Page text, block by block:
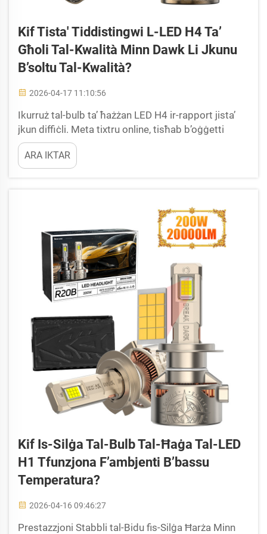
Kif Tista' Tiddistingwi L-LED H4 Ta’
Għoli Tal-Kwalità Minn Dawk Li Jkunu
B’soltu Tal-Kwalità?
2026-04-17 11:10:56
Ikurruż tal-bulb ta’ ħażżan LED H4 ir-rapport jista’
jkun diffiċli. Meta tixtru online, tisħab b’oġġetti
ħafna b’klaimijiet ħażżin dwar il-lumen u b’prezzijiet
baxxi. Madankollu, mhux il-bulbs LED H4 kollha li
jippermettu l-prestazzjoni promessa. Ċerti
ARA IKTAR
Kif Is-Silġa Tal-Bulb Tal-Ħaġa Tal-LED
H1 Tfunzjona F’ambjenti B’bassu
Temperatura?
2026-04-16 09:46:27
Prestazzjoni Stabbli tal-Bidu fis-Silġa Ħarża Minn